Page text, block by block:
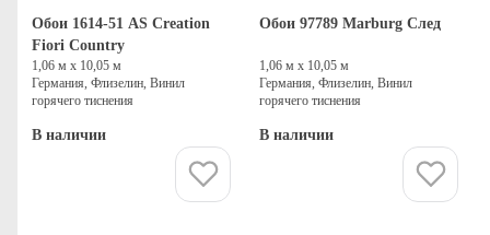
Обои 1614-51 AS Creation
Fiori Country
1,06 м х 10,05 м
Германия, Флизелин, Винил
горячего тиснения
В наличии
Обои 97789 Marburg След
1,06 м х 10,05 м
Германия, Флизелин, Винил
горячего тиснения
В наличии